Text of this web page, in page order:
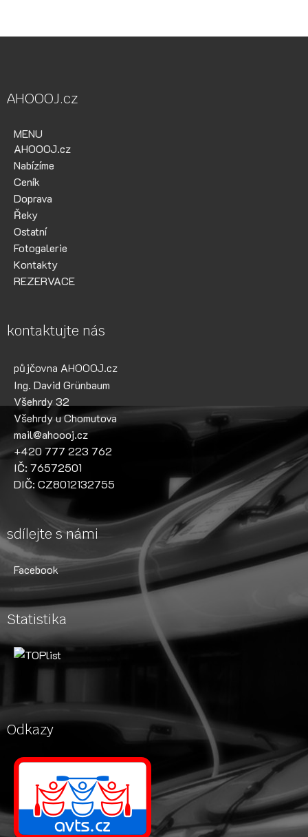
AHOOOJ.cz
MENU
AHOOOJ.cz
Nabízíme
Ceník
Doprava
Řeky
Ostatní
Fotogalerie
Kontakty
REZERVACE
kontaktujte nás
půjčovna AHOOOJ.cz
Ing. David Grünbaum
Všehrdy 32
Všehrdy u Chomutova
mail@ahoooj.cz
+420 777 223 762
IČ: 76572501
DIČ: CZ8012132755
sdílejte s námi
Facebook
Statistika
Odkazy